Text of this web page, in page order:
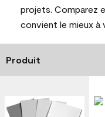
projets. Comparez
convient le mieux à
Produit